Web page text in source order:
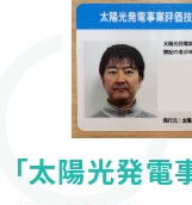
「太陽光発電